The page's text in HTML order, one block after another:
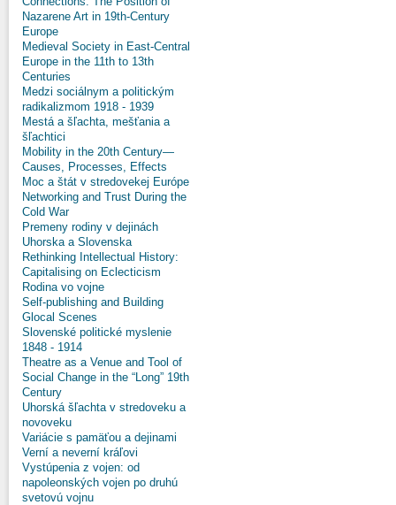
Nazarene Art in 19th-Century
Europe
Medieval Society in East-Central
Europe in the 11th to 13th
Centuries
Medzi sociálnym a politickým
radikalizmom 1918 - 1939
Mestá a šľachta, mešťania a
šľachtici
Mobility in the 20th Century—
Causes, Processes, Effects
Moc a štát v stredovekej Európe
Networking and Trust During the
Cold War
Premeny rodiny v dejinách
Uhorska a Slovenska
Rethinking Intellectual History:
Capitalising on Eclecticism
Rodina vo vojne
Self-publishing and Building
Glocal Scenes
Slovenské politické myslenie
1848 - 1914
Theatre as a Venue and Tool of
Social Change in the “Long” 19th
Century
Uhorská šľachta v stredoveku a
novoveku
Variácie s pamäťou a dejinami
Verní a neverní kráľovi
Vystúpenia z vojen: od
napoleonských vojen po druhú
svetovú vojnu